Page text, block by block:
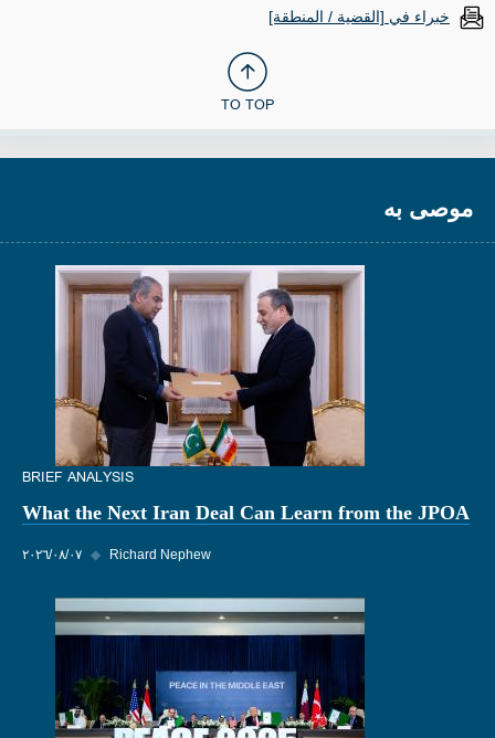
خبراء في [القضية / المنطقة]
TO TOP
موصى به
BRIEF ANALYSIS
What the Next Iran Deal Can Learn from the JPOA
٠٧‏/٠٨‏/٢٠٢٦ ◆ Richard Nephew